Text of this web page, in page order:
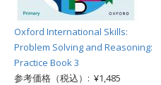
Oxford International Skills:
Problem Solving and Reasoning:
Practice Book 3
参考価格（税込）: ¥1,485